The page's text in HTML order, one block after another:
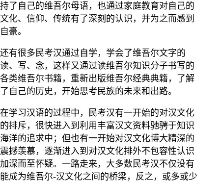
持了自己的维吾尔母语，也通过家庭教育对自己的
文化、信仰、传统有了深刻的认识，并为之而感到
自豪。
还有很多民考汉通过自学，学会了维吾尔文字的
读、写、念，这样又通过读维吾尔知识分子书写的
各类维吾尔书籍，重新出版维吾尔经典典籍，了解
了自己的历史，开始思考民族的未来和出路。
在学习汉语的过程中，民考汉有一开始的对汉文化
的排斥，很快进入到利用丰富汉文资料驰骋于知识
海洋的追求中；但也有一开始对汉文化博大精深的
震撼羡慕，逐渐进入到对汉文化排外不包容性认识
加深而至怀疑。一路走来，大多数民考汉不仅没有
能成为维吾尔-汉文化之间的桥梁，反之，或多或少